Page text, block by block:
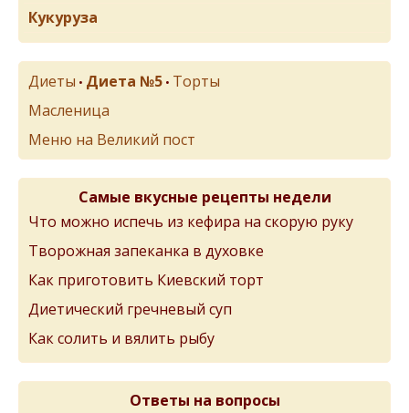
Кукуруза
Диеты • Диета №5 • Торты
Масленица
Меню на Великий пост
Самые вкусные рецепты недели
Что можно испечь из кефира на скорую руку
Творожная запеканка в духовке
Как приготовить Киевский торт
Диетический гречневый суп
Как солить и вялить рыбу
Ответы на вопросы